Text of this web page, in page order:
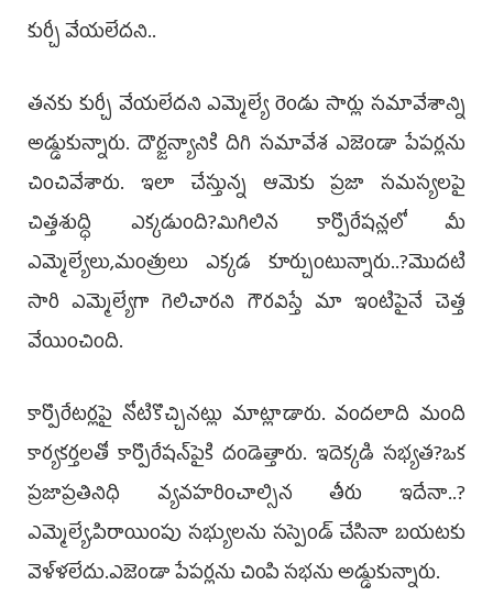
కుర్చీ వేయ‌లేద‌ని..
తనకు కుర్చీ వేయలేదని ఎమ్మెల్యే రెండు సార్లు సమావేశాన్ని
అడ్డుకున్నారు. దౌర్జన్యానికి దిగి సమావేశ ఎజెండా పేపర్లను
చించివేశారు. ఇలా చేస్తున్న ఆమెకు ప్రజా సమస్యలపై
చిత్తశుద్ధి ఎక్కడుంది?మిగిలిన కార్పొరేషన్లలో మీ
ఎమ్మెల్యేలు,మంత్రులు ఎక్కడ కూర్చుంటున్నారు..?మొదటి
సారి ఎమ్మెల్యేగా గెలిచారని గౌరవిస్తే మా ఇంటిపైనే చెత్త
వేయించింది.
కార్పొరేటర్లపై నోటికొచ్చినట్లు మాట్లాడారు. వందలాది మంది
కార్యకర్తలతో కార్పొరేషన్‌పైకి దండెత్తారు. ఇదెక్కడి సభ్యత?ఒక
ప్రజాప్రతినిధి వ్యవహరించాల్సిన తీరు ఇదేనా..?
ఎమ్మెల్యే,పిరాయింపు సభ్యులను సస్పెండ్ చేసినా బయటకు
వెళ్ళలేదు.ఎజెండా పేపర్లను చింపి సభను అడ్డుకున్నారు.